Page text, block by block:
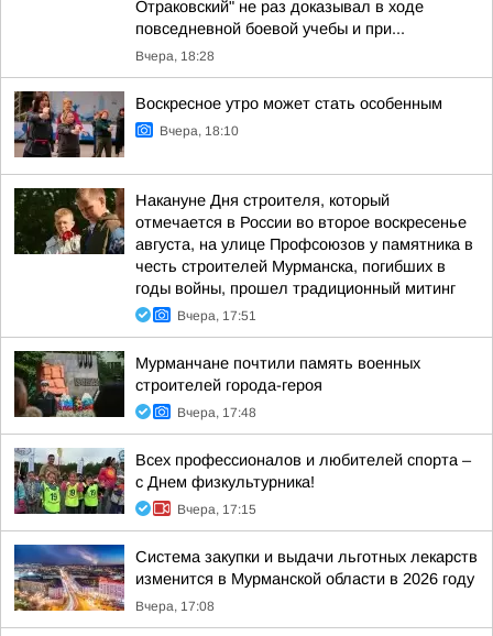
Отраковский" не раз доказывал в ходе
повседневной боевой учебы и при...
Вчера, 18:28
Воскресное утро может стать особенным
Вчера, 18:10
Накануне Дня строителя, который
отмечается в России во второе воскресенье
августа, на улице Профсоюзов у памятника в
честь строителей Мурманска, погибших в
годы войны, прошел традиционный митинг
Вчера, 17:51
Мурманчане почтили память военных
строителей города-героя
Вчера, 17:48
Всех профессионалов и любителей спорта –
с Днем физкультурника!
Вчера, 17:15
Система закупки и выдачи льготных лекарств
изменится в Мурманской области в 2026 году
Вчера, 17:08